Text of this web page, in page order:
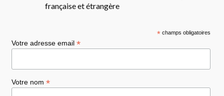
française et étrangère
* champs obligatoires
Votre adresse email *
Votre nom *